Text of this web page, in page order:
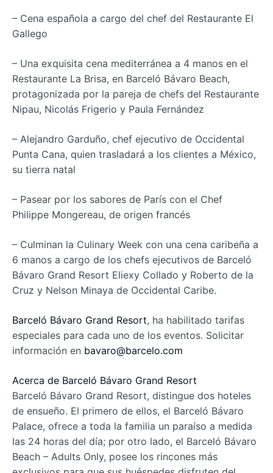
– Cena española a cargo del chef del Restaurante El
Gallego
– Una exquisita cena mediterránea a 4 manos en el
Restaurante La Brisa, en Barceló Bávaro Beach,
protagonizada por la pareja de chefs del Restaurante
Nipau, Nicolás Frigerio y Paula Fernández
– Alejandro Garduño, chef ejecutivo de Occidental
Punta Cana, quien trasladará a los clientes a México,
su tierra natal
– Pasear por los sabores de París con el Chef
Philippe Mongereau, de origen francés
– Culminan la Culinary Week con una cena caribeña a
6 manos a cargo de los chefs ejecutivos de Barceló
Bávaro Grand Resort Eliexy Collado y Roberto de la
Cruz y Nelson Minaya de Occidental Caribe.
Barceló Bávaro Grand Resort, ha habilitado tarifas
especiales para cada uno de los eventos. Solicitar
información en bavaro@barcelo.com
Acerca de Barceló Bávaro Grand Resort
Barceló Bávaro Grand Resort, distingue dos hoteles
de ensueño. El primero de ellos, el Barceló Bávaro
Palace, ofrece a toda la familia un paraíso a medida
las 24 horas del día; por otro lado, el Barceló Bávaro
Beach – Adults Only, posee los rincones más